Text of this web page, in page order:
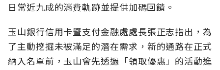
日常近九成的消費軌跡並提供加碼回饋。
玉山銀行信用卡暨支付金融處處長張正志指出，為
了主動挖掘未被滿足的潛在需求，新的通路在正式
納入名單前，玉山會先透過「領取優惠」的活動進